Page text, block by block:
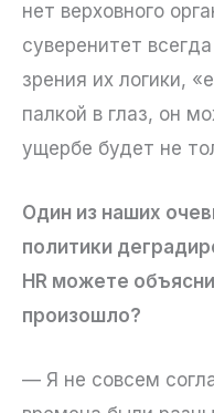
нет верховного
суверенитет
зрения их логики,
палкой в глаз, он
ущербе будет не
Один из наших
политики
HR можете
произошло?
— Я не совсем